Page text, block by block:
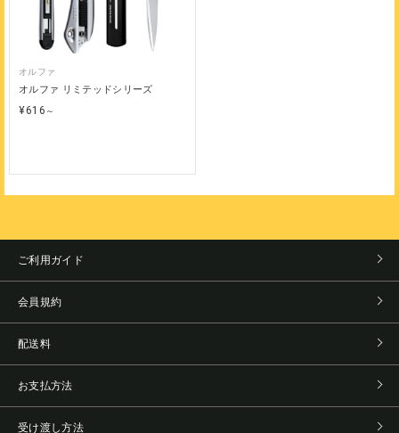
オルファ
オルファ リミテッドシリーズ
¥616 ～
ご利用ガイド
会員規約
配送料
お支払方法
受け渡し方法